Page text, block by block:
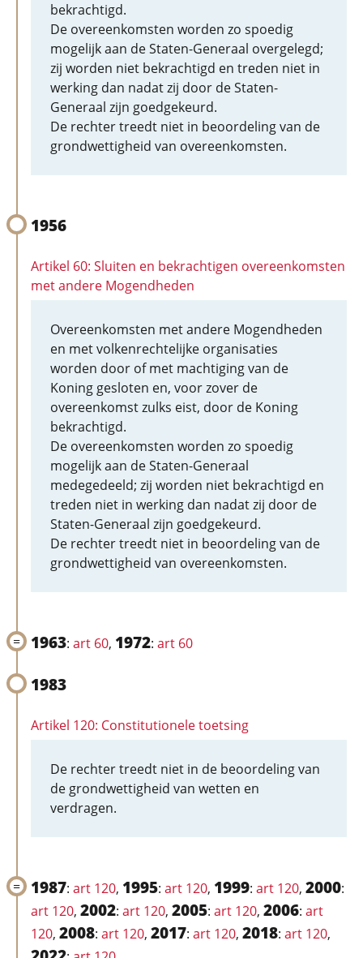
bekrachtigd.
De overeenkomsten worden zo spoedig
mogelijk aan de Staten-Generaal overgelegd;
zij worden niet bekrachtigd en treden niet in
werking dan nadat zij door de Staten-
Generaal zijn goedgekeurd.
De rechter treedt niet in beoordeling van de
grondwettigheid van overeenkomsten.
1956
Artikel 60: Sluiten en bekrachtigen overeenkomsten
met andere Mogendheden
Overeenkomsten met andere Mogendheden
en met volkenrechtelijke organisaties
worden door of met machtiging van de
Koning gesloten en, voor zover de
overeenkomst zulks eist, door de Koning
bekrachtigd.
De overeenkomsten worden zo spoedig
mogelijk aan de Staten-Generaal
medegedeeld; zij worden niet bekrachtigd en
treden niet in werking dan nadat zij door de
Staten-Generaal zijn goedgekeurd.
De rechter treedt niet in beoordeling van de
grondwettigheid van overeenkomsten.
1963: art 60, 1972: art 60
1983
Artikel 120: Constitutionele toetsing
De rechter treedt niet in de beoordeling van
de grondwettigheid van wetten en
verdragen.
1987: art 120, 1995: art 120, 1999: art 120, 2000:
art 120, 2002: art 120, 2005: art 120, 2006: art
120, 2008: art 120, 2017: art 120, 2018: art 120,